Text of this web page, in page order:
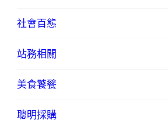
社會百態
站務相關
美食饕餮
聰明採購